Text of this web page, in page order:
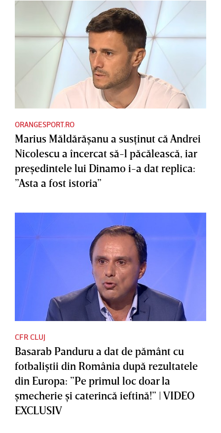
ORANGESPORT.RO
Marius Măldărăşanu a susţinut că Andrei
Nicolescu a încercat să-l păcălească, iar
preşedintele lui Dinamo i-a dat replica:
”Asta a fost istoria”
CFR CLUJ
Basarab Panduru a dat de pământ cu
fotbaliştii din România după rezultatele
din Europa: ”Pe primul loc doar la
şmecherie şi caterincă ieftină!” | VIDEO
EXCLUSIV